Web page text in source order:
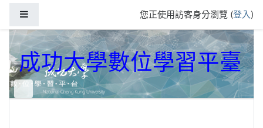
您正使用訪客身分瀏覽 (登入)
成功大學數位學習平臺